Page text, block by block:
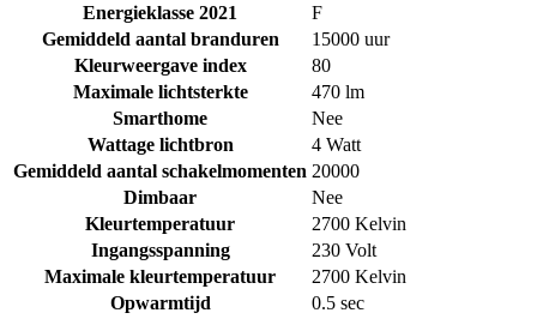
Energieklasse 2021
F
Gemiddeld aantal branduren
15000 uur
Kleurweergave index
80
Maximale lichtsterkte
470 lm
Smarthome
Nee
Wattage lichtbron
4 Watt
Gemiddeld aantal schakelmomenten 20000
Dimbaar
Nee
Kleurtemperatuur
2700 Kelvin
Ingangsspanning
230 Volt
Maximale kleurtemperatuur
2700 Kelvin
Opwarmtijd
0.5 sec